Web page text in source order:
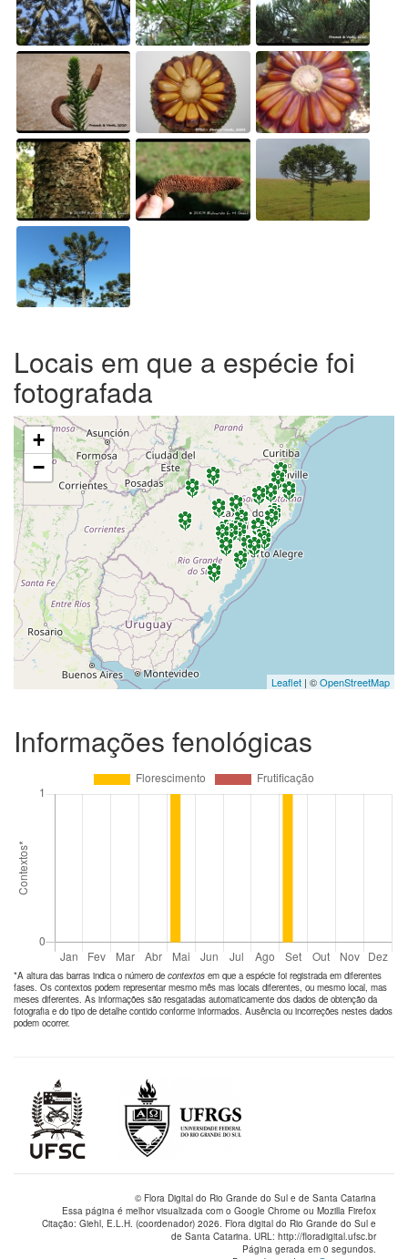
Locais em que a espécie foi
fotografada
+
−
Leaflet | ©OpenStreetMap
Informações fenológicas
*A altura das barras indica o número de contextos em que a espécie foi registrada em diferentes
fases. Os contextos podem representar mesmo mês mas locais diferentes, ou mesmo local, mas
meses diferentes. As informações são resgatadas automaticamente dos dados de obtenção da
fotografia e do tipo de detalhe contido conforme informados. Ausência ou incorreções nestes dados
podem ocorrer.
© Flora Digital do Rio Grande do Sul e de Santa Catarina
Essa página é melhor visualizada com o Google Chrome ou Mozilla Firefox
Citação: Giehl, E.L.H. (coordenador) 2026. Flora digital do Rio Grande do Sul e
de Santa Catarina. URL: http://floradigital.ufsc.br
Página gerada em 0 segundos.